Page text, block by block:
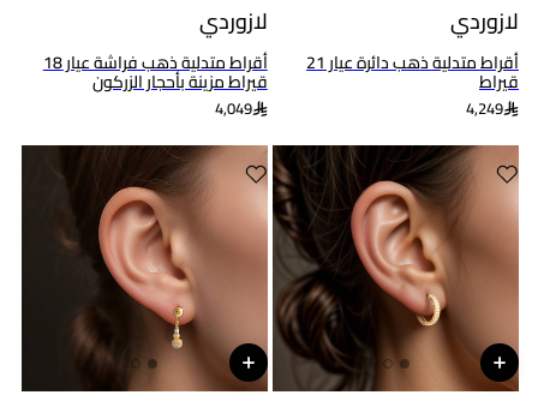
لازوردي
أقراط متدلية ذهب دائرة عيار 21
قيراط
4,249
لازوردي
أقراط متدلية ذهب فراشة عيار 18
قيراط مزينة بأحجار الزركون
4,049